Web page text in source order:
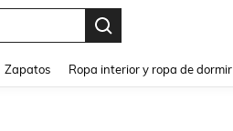
Zapatos Ropa interior y ropa de dormir